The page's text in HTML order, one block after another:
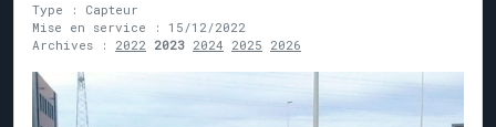
Type : Capteur
Mise en service : 15/12/2022
Archives : 2022 2023 2024 2025 2026